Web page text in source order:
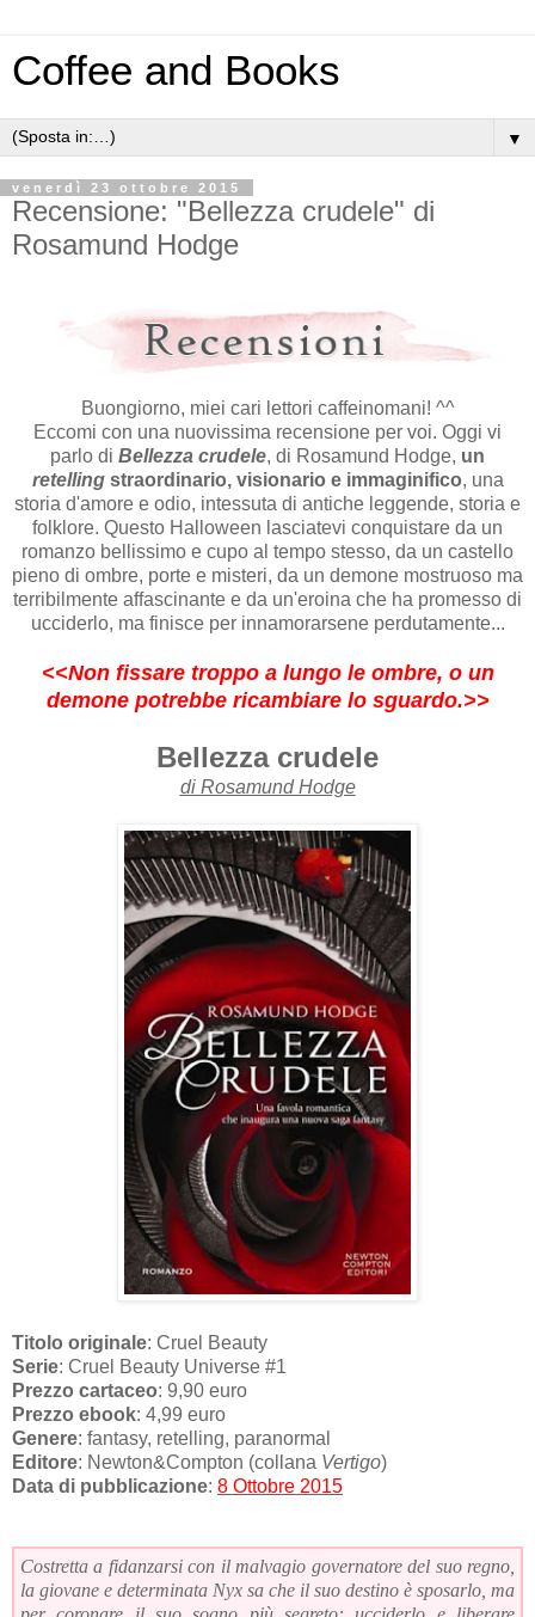
Coffee and Books
▼
venerdì 23 ottobre 2015
Recensione: "Bellezza crudele" di
Rosamund Hodge
Buongiorno, miei cari lettori caffeinomani! ^^
Eccomi con una nuovissima recensione per voi. Oggi vi
parlo di Bellezza crudele, di Rosamund Hodge, un
retelling straordinario, visionario e immaginifico, una
storia d'amore e odio, intessuta di antiche leggende, storia e
folklore. Questo Halloween lasciatevi conquistare da un
romanzo bellissimo e cupo al tempo stesso, da un castello
pieno di ombre, porte e misteri, da un demone mostruoso ma
terribilmente affascinante e da un'eroina che ha promesso di
ucciderlo, ma finisce per innamorarsene perdutamente...
<<Non fissare troppo a lungo le ombre, o un
demone potrebbe ricambiare lo sguardo.>>
Bellezza crudele
di Rosamund Hodge
Titolo originale: Cruel Beauty
Serie: Cruel Beauty Universe #1
Prezzo cartaceo: 9,90 euro
Prezzo ebook: 4,99 euro
Genere: fantasy, retelling, paranormal
Editore: Newton&Compton (collana Vertigo)
Data di pubblicazione: 8 Ottobre 2015
Costretta a fidanzarsi con il malvagio governatore del suo regno,
la giovane e determinata Nyx sa che il suo destino è sposarlo, ma